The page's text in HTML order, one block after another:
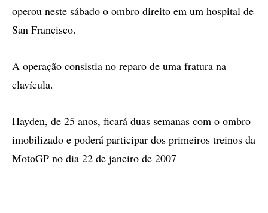
operou neste sábado o ombro direito em um hospital de
San Francisco.
A operação consistia no reparo de uma fratura na
clavícula.
Hayden, de 25 anos, ficará duas semanas com o ombro
imobilizado e poderá participar dos primeiros treinos da
MotoGP no dia 22 de janeiro de 2007